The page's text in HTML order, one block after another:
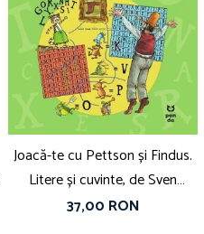
Joacă-te cu Pettson și Findus.
Litere și cuvinte, de Sven
Nordqvist
37,00 RON